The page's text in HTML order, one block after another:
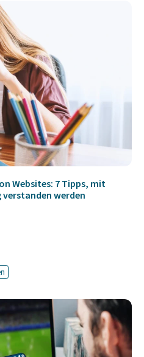
Websites: 7 Tipps, mit
werden